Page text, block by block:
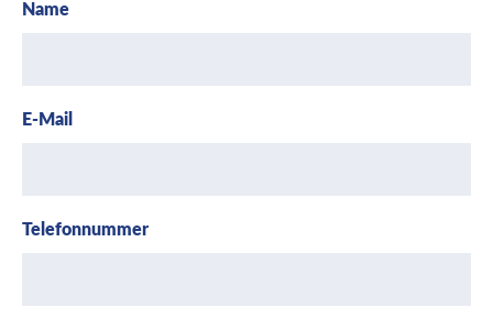
Name
E-Mail
Telefonnummer